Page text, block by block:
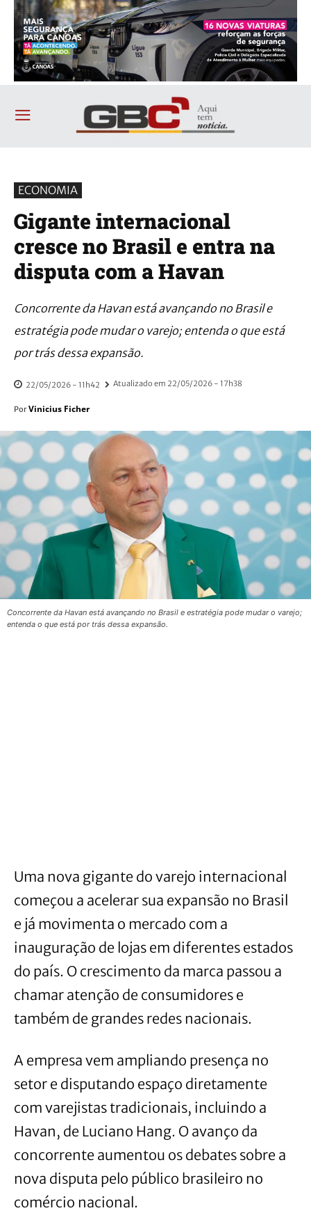
ECONOMIA
Gigante internacional
cresce no Brasil e entra na
disputa com a Havan
Concorrente da Havan está avançando no Brasil e
estratégia pode mudar o varejo; entenda o que está
por trás dessa expansão.
22/05/2026 - 11h42 Atualizado em 22/05/2026 - 17h38
Por Vinicius Ficher
Concorrente da Havan está avançando no Brasil e estratégia pode mudar o varejo;
entenda o que está por trás dessa expansão.
Uma nova gigante do varejo internacional
começou a acelerar sua expansão no Brasil
e já movimenta o mercado com a
inauguração de lojas em diferentes estados
do país. O crescimento da marca passou a
chamar atenção de consumidores e
também de grandes redes nacionais.
A empresa vem ampliando presença no
setor e disputando espaço diretamente
com varejistas tradicionais, incluindo a
Havan, de Luciano Hang. O avanço da
concorrente aumentou os debates sobre a
nova disputa pelo público brasileiro no
comércio nacional.